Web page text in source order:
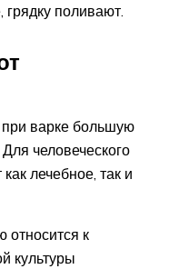
поливают.
варке большую
человеческого
лечебное, так и
относится к
культуры